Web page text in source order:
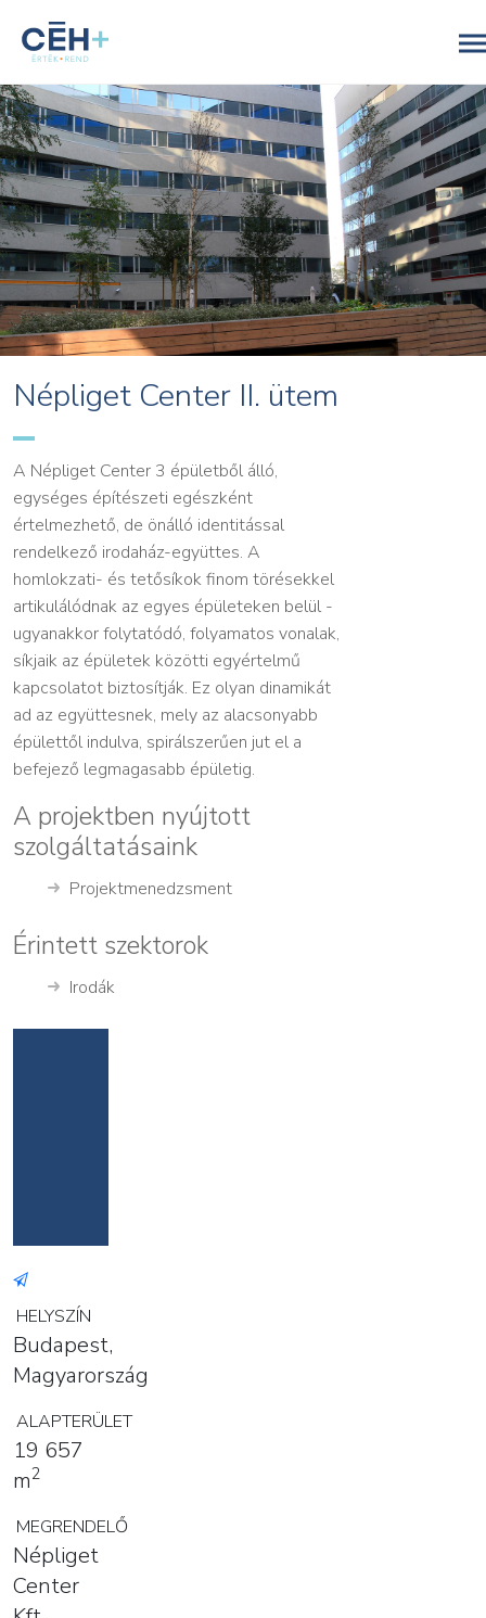
Népliget Center II. ütem
A Népliget Center 3 épületből álló,
egységes építészeti egészként
értelmezhető, de önálló identitással
rendelkező irodaház-együttes. A
homlokzati- és tetősíkok finom törésekkel
artikulálódnak az egyes épületeken belül -
ugyanakkor folytatódó, folyamatos vonalak,
síkjaik az épületek közötti egyértelmű
kapcsolatot biztosítják. Ez olyan dinamikát
ad az együttesnek, mely az alacsonyabb
épülettől indulva, spirálszerűen jut el a
befejező legmagasabb épületig.
A projektben nyújtott
szolgáltatásaink
Projektmenedzsment
Érintett szektorok
Irodák
HELYSZÍN
Budapest,
Magyarország
ALAPTERÜLET
19 657
m2
MEGRENDELŐ
Népliget
Center